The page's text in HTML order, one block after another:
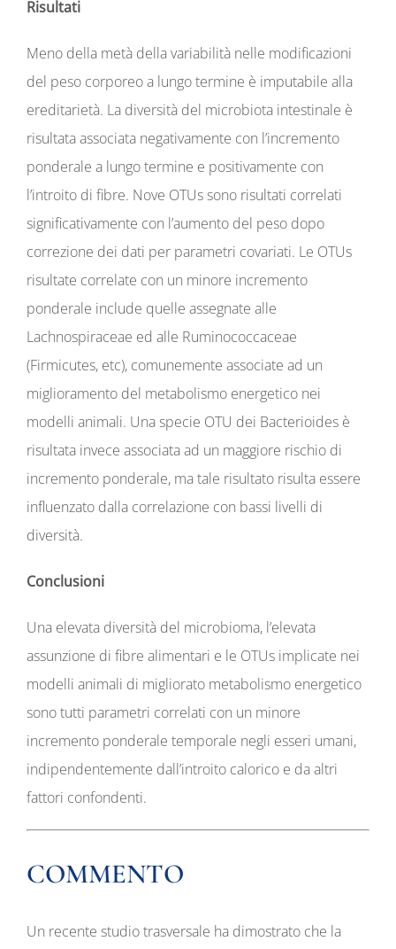
Risultati
Meno della metà della variabilità nelle modificazioni
del peso corporeo a lungo termine è imputabile alla
ereditarietà. La diversità del microbiota intestinale è
risultata associata negativamente con l’incremento
ponderale a lungo termine e positivamente con
l’introito di fibre. Nove OTUs sono risultati correlati
significativamente con l’aumento del peso dopo
correzione dei dati per parametri covariati. Le OTUs
risultate correlate con un minore incremento
ponderale include quelle assegnate alle
Lachnospiraceae ed alle Ruminococcaceae
(Firmicutes, etc), comunemente associate ad un
miglioramento del metabolismo energetico nei
modelli animali. Una specie OTU dei Bacterioides è
risultata invece associata ad un maggiore rischio di
incremento ponderale, ma tale risultato risulta essere
influenzato dalla correlazione con bassi livelli di
diversità.
Conclusioni
Una elevata diversità del microbioma, l’elevata
assunzione di fibre alimentari e le OTUs implicate nei
modelli animali di migliorato metabolismo energetico
sono tutti parametri correlati con un minore
incremento ponderale temporale negli esseri umani,
indipendentemente dall’introito calorico e da altri
fattori confondenti.
COMMENTO
Un recente studio trasversale ha dimostrato che la